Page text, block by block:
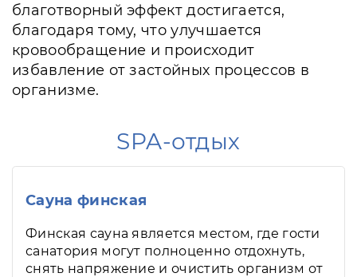
благотворный эффект достигается,
благодаря тому, что улучшается
кровообращение и происходит
избавление от застойных процессов в
организме.
SPA-отдых
Сауна финская
Финская сауна является местом, где гости
санатория могут полноценно отдохнуть,
снять напряжение и очистить организм от